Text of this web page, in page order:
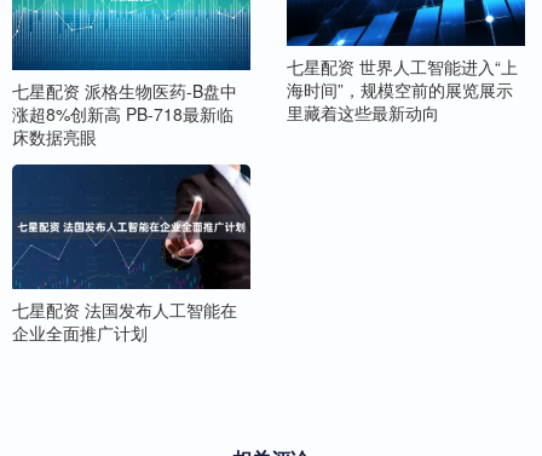
七星配资 派格生物医药-B盘中
涨超8%创新高 PB-718最新临
床数据亮眼
七星配资 世界人工智能进入“上
海时间”，规模空前的展览展示
里藏着这些最新动向
七星配资 法国发布人工智能在
企业全面推广计划